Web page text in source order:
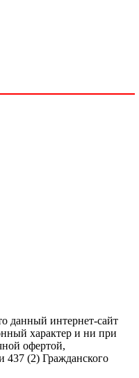
данный интернет-сайт
характер и ни при
офертой,
437 (2) Гражданского